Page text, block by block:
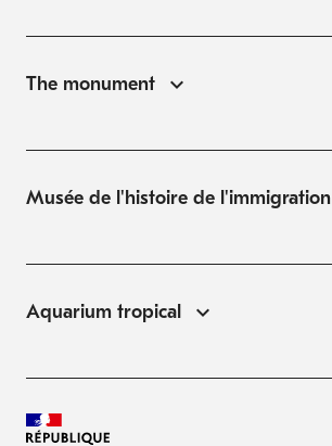
The monument
Musée de l'histoire de l'immigration
Aquarium tropical